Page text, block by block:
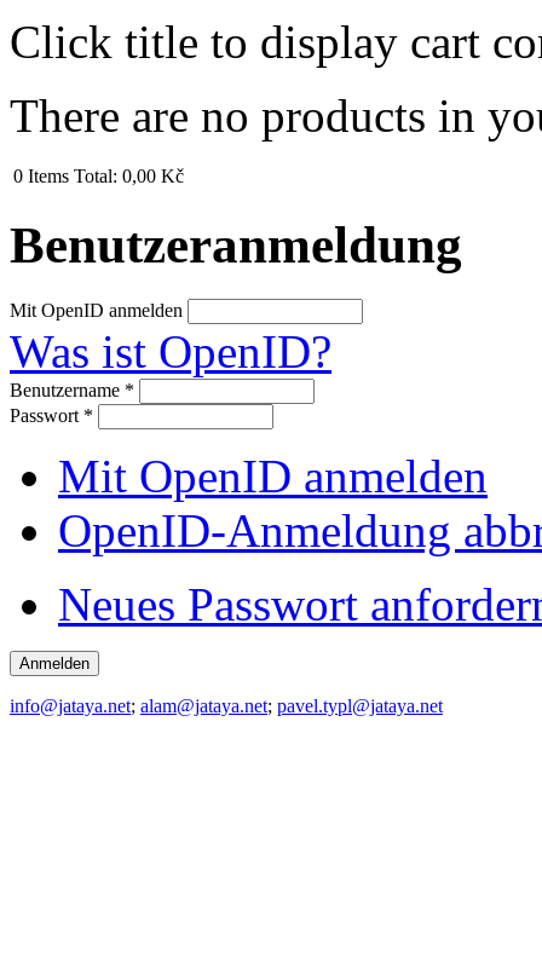
Click title to display cart
There are no products in
0 Items Total: 0,00 Kč
Benutzeranmeldung
Mit OpenID anmelden
Was ist OpenID?
Benutzername *
Passwort *
Mit OpenID anmelden
OpenID-Anmeldung
Neues Passwort
info@jataya.net; alam@jataya.net; pavel.typl@jataya.net